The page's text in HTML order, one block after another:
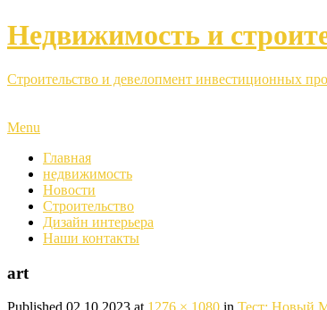
Недвижимость и
Строительство и девелопмент инвестиционных
Menu
Главная
недвижимость
Новости
Строительство
Дизайн интерьера
Наши контакты
art